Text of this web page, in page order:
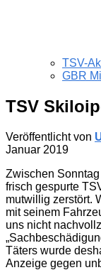
TSV-
GBR
TSV
Veröffentlicht von
Januar 2019
Zwischen
frisch gespurte
mutwillig zerstört.
mit seinem
uns nicht
Täters wurde
Anzeige gegen